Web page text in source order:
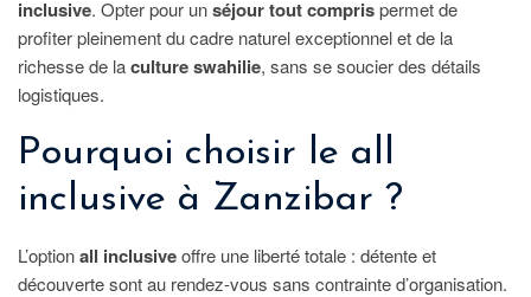
inclusive. Opter pour unséjour tout comprispermet de
profiter pleinement du cadre naturel exceptionnel et de la
richesse de laculture swahilie, sans se soucier des détails
logistiques.
Pourquoi choisir le all
inclusive à Zanzibar ?
L’optionall inclusiveoffre une liberté totale : détente et
découverte sont au rendez-vous sans contrainte d’organisation.